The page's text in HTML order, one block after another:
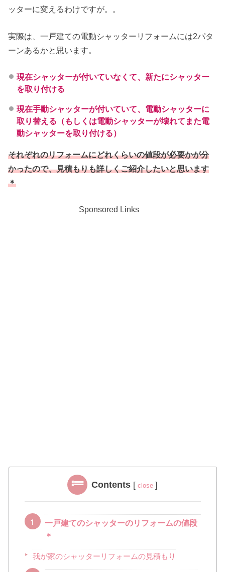
ッターに変えるわけですが。。
実際は、一戸建ての電動シャッターリフォームには2パタ
ーンあるかと思います。
現在シャッターが付いていなくて、新たにシャッター
を取り付ける
現在手動シャッターが付いていて、電動シャッターに
取り替える（もしくは電動シャッターが壊れてまた電
動シャッターを取り付ける）
それぞれのリフォームにどれくらいの値段が必要かが分
かったので、見積もりも詳しくご紹介したいと思います
＊
Sponsored Links
Contents [ close ]
一戸建てのシャッターのリフォームの値段
＊
我が家のシャッターリフォームの見積もり